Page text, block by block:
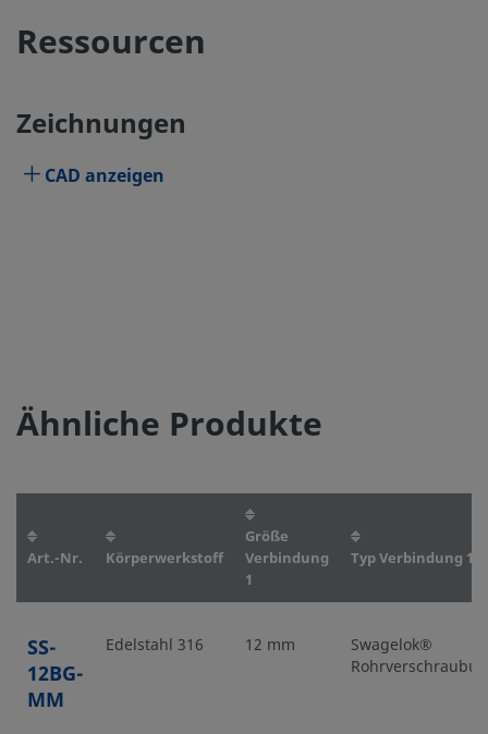
Ressourcen
Zeichnungen
CAD anzeigen
Ähnliche Produkte
Art.-Nr. Körperwerkstoff
Größe
Verbindung
1
Typ Verbindung 1
SS-
12BG-
MM
Edelstahl 316 12 mm
Swagelok®